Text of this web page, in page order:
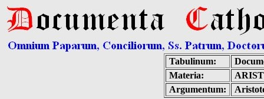
Tabulinum:
Materia:
Argumentum: